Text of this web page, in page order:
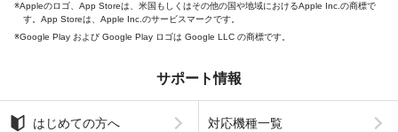
Appleのロゴ、App Storeは、米国もしくはその他の国や地域におけるApple Inc.の商標で
す。App Storeは、Apple Inc.のサービスマークです。
Google Play および Google Play ロゴは Google LLC の商標です。
サポート情報
はじめての方へ 対応機種一覧